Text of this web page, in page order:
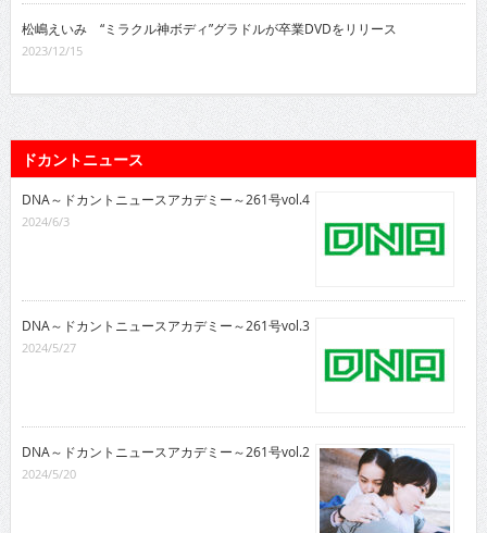
松嶋えいみ “ミラクル神ボディ”グラドルが卒業DVDをリリース
2023/12/15
ドカントニュース
DNA～ドカントニュースアカデミー～261号vol.4
2024/6/3
DNA～ドカントニュースアカデミー～261号vol.3
2024/5/27
DNA～ドカントニュースアカデミー～261号vol.2
2024/5/20